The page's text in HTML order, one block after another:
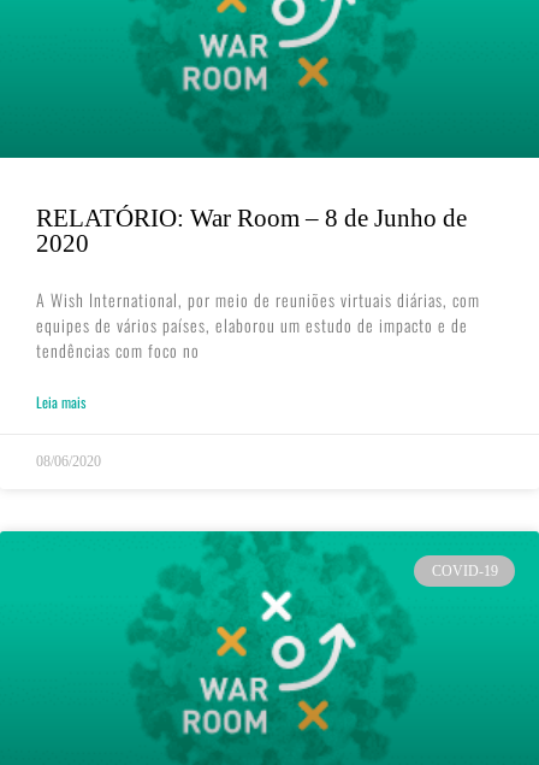
RELATÓRIO: War Room – 8 de Junho de
2020
A Wish International, por meio de reuniões virtuais diárias, com
equipes de vários países, elaborou um estudo de impacto e de
tendências com foco no
Leia mais
08/06/2020
COVID-19